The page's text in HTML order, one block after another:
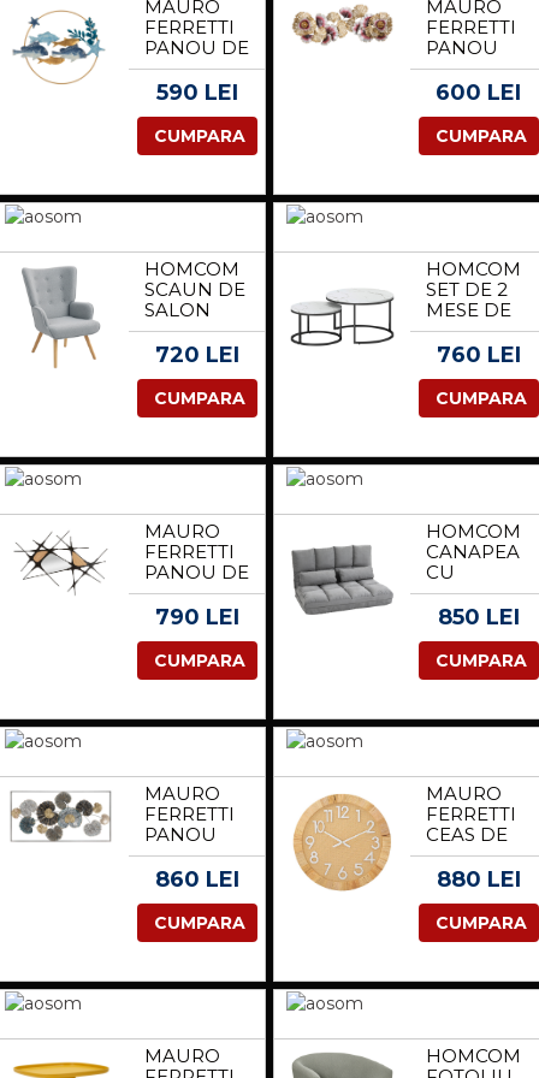
NATURAL |
AOSOM
ROMANIA
MAURO
FERRETTI
PANOU DE
PERETE
MARINE
77X5X63 |
AOSOM
590 LEI
CUMPARA
MAURO
FERRETTI
PANOU
FIER
COLORAT -
130X5,5X54
600 LEI
CUMPARA
HOMCOM
SCAUN DE
SALON
DIN
MATERIAL
BOUCLETTE,
SCAUN
SI
UMPLUT
PICIOARE
DIN LEMN,
71 X 74 X
96 CM, GRI
DESCHIS |
AOSOM
ROMANIA
720 LEI
CUMPARA
HOMCOM
SET DE 2
MESE DE
CAFEA
GIGOGNE,
DESIGN
DIN
METAL,
AOSOM
ROMANIA
760 LEI
CUMPARA
MAURO
FERRETTI
PANOU DE
PERETE
ABSY CM
AOSOM
ROMANIA
790 LEI
CUMPARA
HOMCOM
CANAPEA
CU
MATRASA
PLIABILA,
CU SPATAR
SI 2 PERNE
DIN
ASPECT
CATIFEA,
GRI |
AOSOM
ROMANIA
850 LEI
CUMPARA
MAURO
FERRETTI
PANOU
CADRU
FIER CM
860 LEI
CUMPARA
MAURO
FERRETTI
CEAS DE
PERETE
BOHO
Ø 60X4,5 |
AOSOM
880 LEI
CUMPARA
MAURO
HOMCOM